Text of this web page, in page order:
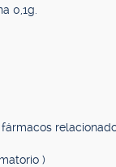
0,1g.
)